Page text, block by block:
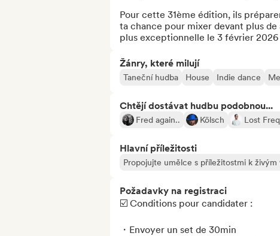
Pour cette 31ème édition, ils
ta chance pour mixer devant plus
plus exceptionnelle le 3 février 2026
Žánry, které milují
Taneční hudba House Indie dance
Chtějí dostávat hudbu podobnou...
Fred again.. Kölsch Lost
Hlavní příležitosti
Propojujte umělce s příležitostmi k živým
Požadavky na registraci
☑️ Conditions pour candidater :
・Envoyer un set de 30min